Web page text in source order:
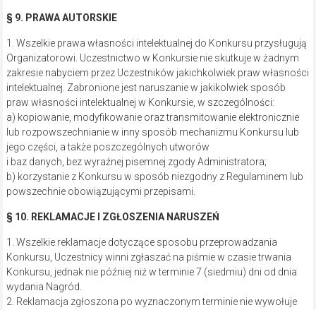
§ 9. PRAWA AUTORSKIE
1. Wszelkie prawa własności intelektualnej do Konkursu przysługują
Organizatorowi. Uczestnictwo w Konkursie nie skutkuje w żadnym
zakresie nabyciem przez Uczestników jakichkolwiek praw własności
intelektualnej. Zabronione jest naruszanie w jakikolwiek sposób
praw własności intelektualnej w Konkursie, w szczególności:
a) kopiowanie, modyfikowanie oraz transmitowanie elektronicznie
lub rozpowszechnianie w inny sposób mechanizmu Konkursu lub
jego części, a także poszczególnych utworów
i baz danych, bez wyraźnej pisemnej zgody Administratora;
b) korzystanie z Konkursu w sposób niezgodny z Regulaminem lub
powszechnie obowiązującymi przepisami.
§ 10. REKLAMACJE I ZGŁOSZENIA NARUSZEŃ
1. Wszelkie reklamacje dotyczące sposobu przeprowadzania
Konkursu, Uczestnicy winni zgłaszać na piśmie w czasie trwania
Konkursu, jednak nie później niż w terminie 7 (siedmiu) dni od dnia
wydania Nagród.
2. Reklamacja zgłoszona po wyznaczonym terminie nie wywołuje